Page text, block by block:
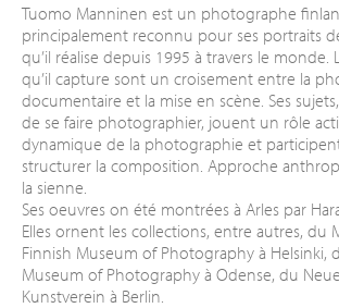
Tuomo Manninen est un photographe
principalement reconnu pour ses portraits
qu’il réalise depuis 1995 àtravers le monde.
qu’il capture sont un croisement entre la
documentaire et la mise en scène. Ses
de se faire photographier, jouent un rôle
dynamique de la photographie et
structurer la composition. Approche
la sienne.
Ses oeuvres on été montrées à Arles par
Elles ornent les collections, entre autres, du
Finnish Museum of Photography à Helsinki,
Museum of Photography à Odense, du
Kunstverein à Berlin.